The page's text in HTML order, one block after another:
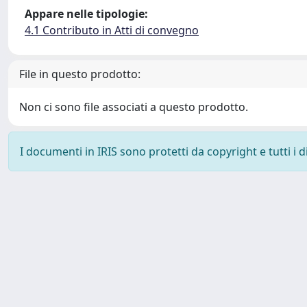
Appare nelle tipologie:
4.1 Contributo in Atti di convegno
File in questo prodotto:
Non ci sono file associati a questo prodotto.
I documenti in IRIS sono protetti da copyright e tutti i